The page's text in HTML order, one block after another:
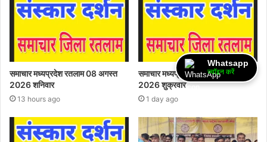
समाचार मध्यप्रदेश रतलाम 08 अगस्त
2026 शनिवार
13 hours ago
समाचार मध्यप्रदेश रतलाम 07 अगस्त
2026 शुक्रवार
1 day ago
Whatsapp
ज्वॉइन करें